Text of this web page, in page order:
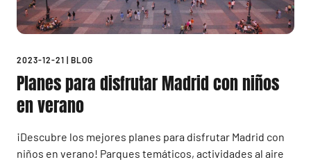
2023-12-21 | BLOG
Planes para disfrutar Madrid con niños
en verano
¡Descubre los mejores planes para disfrutar Madrid con
niños en verano! Parques temáticos, actividades al aire